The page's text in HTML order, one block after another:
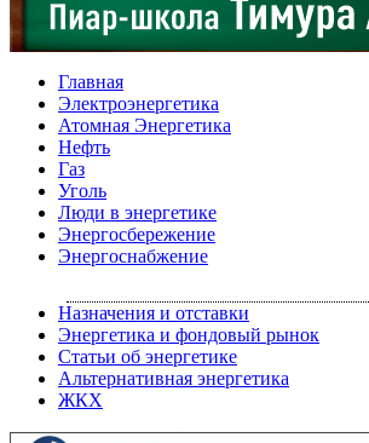
Главная
Электроэнергетика
Атомная Энергетика
Нефть
Газ
Уголь
Люди в энергетике
Энергосбережение
Энергоснабжение
Назначения и отставки
Энергетика и фондовый рынок
Статьи об энергетике
Альтернативная энергетика
ЖКХ